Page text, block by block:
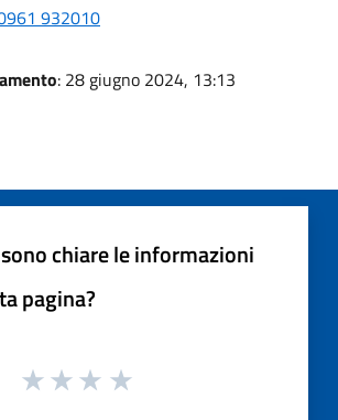
932010
: 28 giugno 2024, 13:13
chiare le informazioni
pagina?